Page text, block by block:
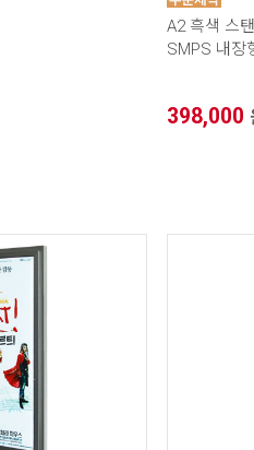
A2 흑색 스
SMPS 내장
398,000